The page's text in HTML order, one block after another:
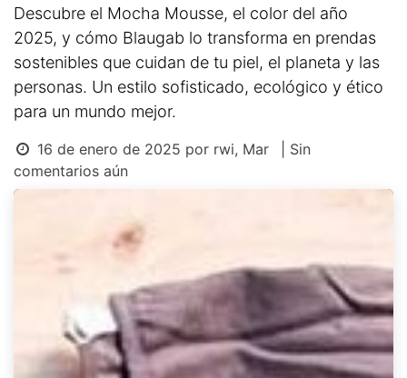
Descubre el Mocha Mousse, el color del año
2025, y cómo Blaugab lo transforma en prendas
sostenibles que cuidan de tu piel, el planeta y las
personas. Un estilo sofisticado, ecológico y ético
para un mundo mejor.
16 de enero de 2025 por rwi, Mar
| Sin
comentarios aún